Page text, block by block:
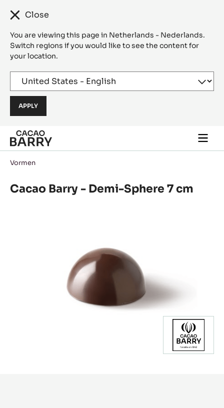
Close
You are viewing this page in Netherlands - Nederlands.
Switch regions if you would like to see the content for
your location.
Skip to main content
main
Vormen
Cacao Barry - Demi-Sphere 7 cm